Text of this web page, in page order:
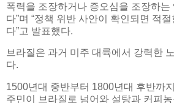
폭력을 조장하거나 증오심을 조장하는
다”며 “정책 위반 사안이 확인되면 적
다”고 발표했다.
브라질은 과거 미주 대륙에서 강력한
다.
1500년대 중반부터 1800년대 후반까
주민이 브라질로 넘어와 설탕과 커피